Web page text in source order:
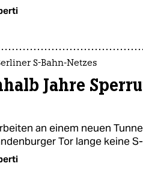
S-Bahn-Netzes
Jahre
an einem neuen
Tor lange keine